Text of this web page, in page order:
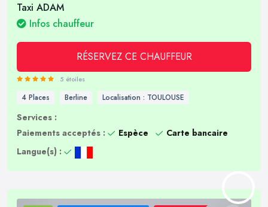
Taxi ADAM
Infos chauffeur
RÉSERVEZ CE CHAUFFEUR
5 étoiles
4 Places Berline Localisation : TOULOUSE
Services :
Paiements acceptés :
Espèce
Carte bancaire
Langue(s) :